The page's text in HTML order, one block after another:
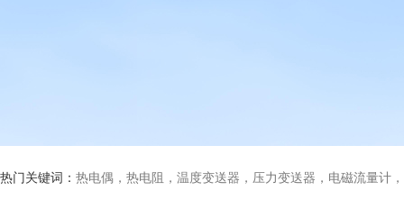
热门关键词： 热电偶，热电阻，温度变送器，压力变送器，电磁流量计，